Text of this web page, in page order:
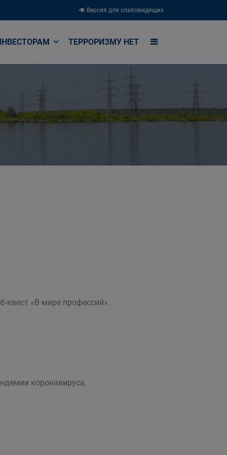
Версия для слабовидящих
ТЕРРОРИЗМУ НЕТ
квест «В мире профессий».
коронавируса.